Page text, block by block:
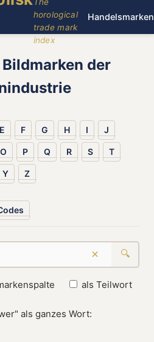
horological
trade mark
index
Handelsmarken
der
E F G H I J
O P Q R S T
Y Z
× 🔍
als Teilwort
als ganzes Wort: